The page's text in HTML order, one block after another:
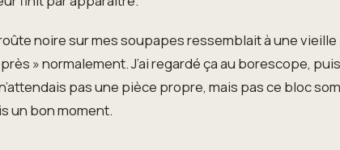
noire sur mes soupapes ressemblait à une
» normalement. J’ai regardé ça au borescope,
pas une pièce propre, mais pas ce bloc
un bon moment.